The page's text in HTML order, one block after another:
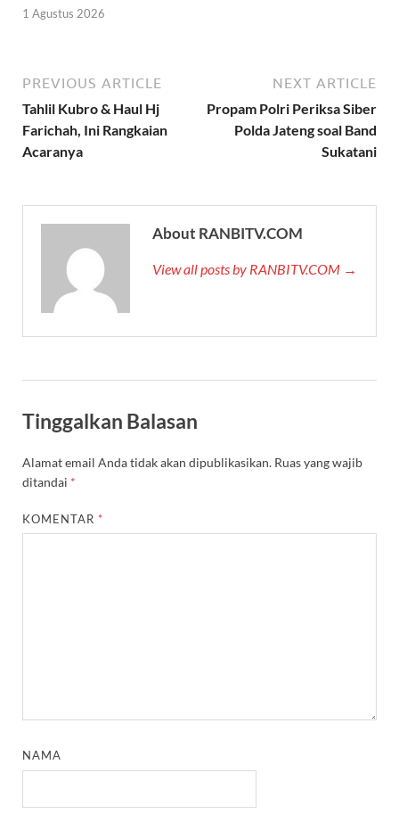
1 Agustus 2026
PREVIOUS ARTICLE
Tahlil Kubro & Haul Hj
Farichah, Ini Rangkaian
Acaranya
NEXT ARTICLE
Propam Polri Periksa Siber
Polda Jateng soal Band
Sukatani
About RANBITV.COM
View all posts by RANBITV.COM →
Tinggalkan Balasan
Alamat email Anda tidak akan dipublikasikan. Ruas yang wajib
ditandai *
KOMENTAR *
NAMA